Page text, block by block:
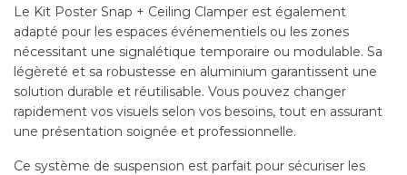
Le Kit Poster Snap + Ceiling Clamper est également
adapté pour les espaces événementiels ou les zones
nécessitant une signalétique temporaire ou modulable. Sa
légèreté et sa robustesse en aluminium garantissent une
solution durable et réutilisable. Vous pouvez changer
rapidement vos visuels selon vos besoins, tout en assurant
une présentation soignée et professionnelle.
Ce système de suspension est parfait pour sécuriser les